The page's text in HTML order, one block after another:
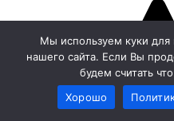
Мы используем куки для
нашего сайта. Если Вы
будем считать
Хорошо